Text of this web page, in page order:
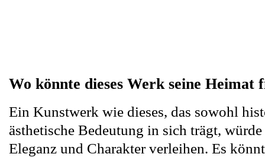
Wo könnte dieses Werk seine Heimat
Ein Kunstwerk wie dieses, das sowohl
ästhetische Bedeutung in sich trägt,
Eleganz und Charakter verleihen. Es